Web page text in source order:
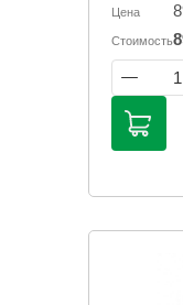
меняться.
Цена
Стоимость
1